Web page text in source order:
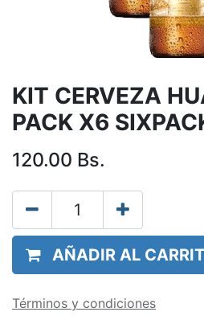
KIT CERVEZA
PACK X6
120.00 Bs.
AÑADIR AL
Términos y condiciones